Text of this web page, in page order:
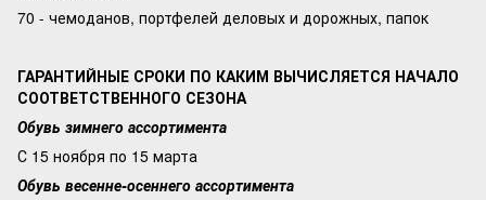
70 - чемоданов, портфелей деловых и дорожных, папок
ГАРАНТИЙНЫЕ СРОКИ ПО КАКИМ ВЫЧИСЛЯЕТСЯ НАЧАЛО
СООТВЕТСТВЕННОГО СЕЗОНА
Обувь зимнего ассортимента
С 15 ноября по 15 марта
Обувь весенне-осеннего ассортимента